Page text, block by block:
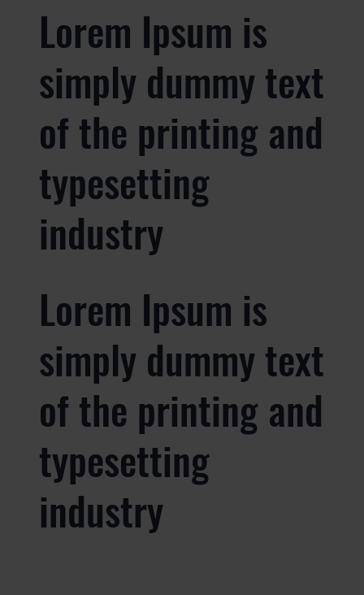
Lorem Ipsum is
simply dummy text
of the printing and
typesetting
industry
Lorem Ipsum is
simply dummy text
of the printing and
typesetting
industry